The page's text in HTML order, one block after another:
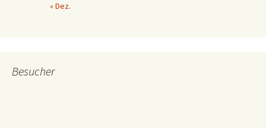
« Dez.
Besucher